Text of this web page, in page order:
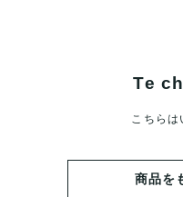
Te
こちらは
商品を